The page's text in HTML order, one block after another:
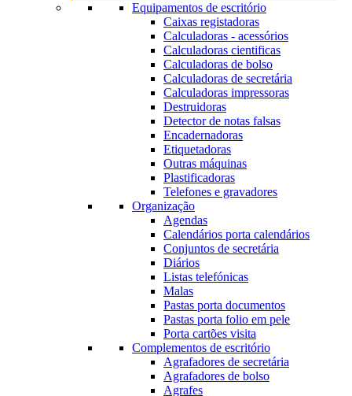
Equipamentos de escritório
Caixas registadoras
Calculadoras - acessórios
Calculadoras cientificas
Calculadoras de bolso
Calculadoras de secretária
Calculadoras impressoras
Destruidoras
Detector de notas falsas
Encadernadoras
Etiquetadoras
Outras máquinas
Plastificadoras
Telefones e gravadores
Organização
Agendas
Calendários porta calendários
Conjuntos de secretária
Diários
Listas telefónicas
Malas
Pastas porta documentos
Pastas porta folio em pele
Porta cartões visita
Complementos de escritório
Agrafadores de secretária
Agrafadores de bolso
Agrafes